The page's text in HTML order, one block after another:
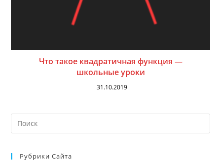
Что такое квадратичная функция —
школьные уроки
31.10.2019
Рубрики Сайта